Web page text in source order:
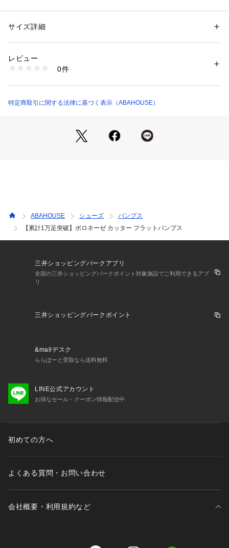
通勤から休日までデイリーに大活躍。
しまうこと間違いなし！
下さい。
※輸送中に傷が付くことを予防する為にソールに保護シートが
張られている商品がございます。保護シートが張られたままご
性別：レディース
素材：グレージュ/牛革xやぎ革 グリーン/豚革 アンバー/羊革×合成皮革 チ
生産国：日本
1096700011954
サイズ詳細
レビュー
0件
特定商取引に関する法律に基づく表示（ABAHOUSE）
ABAHOUSE シューズ
パンプス
【累計1万足突破】ボロネーゼ カッター フラットパンプス
三井ショッピングパークアプリ
全国の三井ショッピングパークポイント対象施設でご利用できるアプ
リ
三井ショッピングパークポイント
&mallデスク
ららぽーと受取なら送料無料
LINE公式アカウント
お得なセール・クーポン情報配信中
初めての方へ
よくある質問・お問い合わせ
会社概要・利用規約など